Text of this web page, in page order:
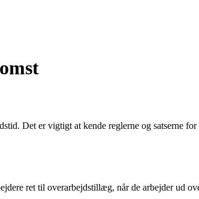
Det er vigtigt at kende reglerne og satserne
ret til overarbejdstillæg, når de arbejder ud